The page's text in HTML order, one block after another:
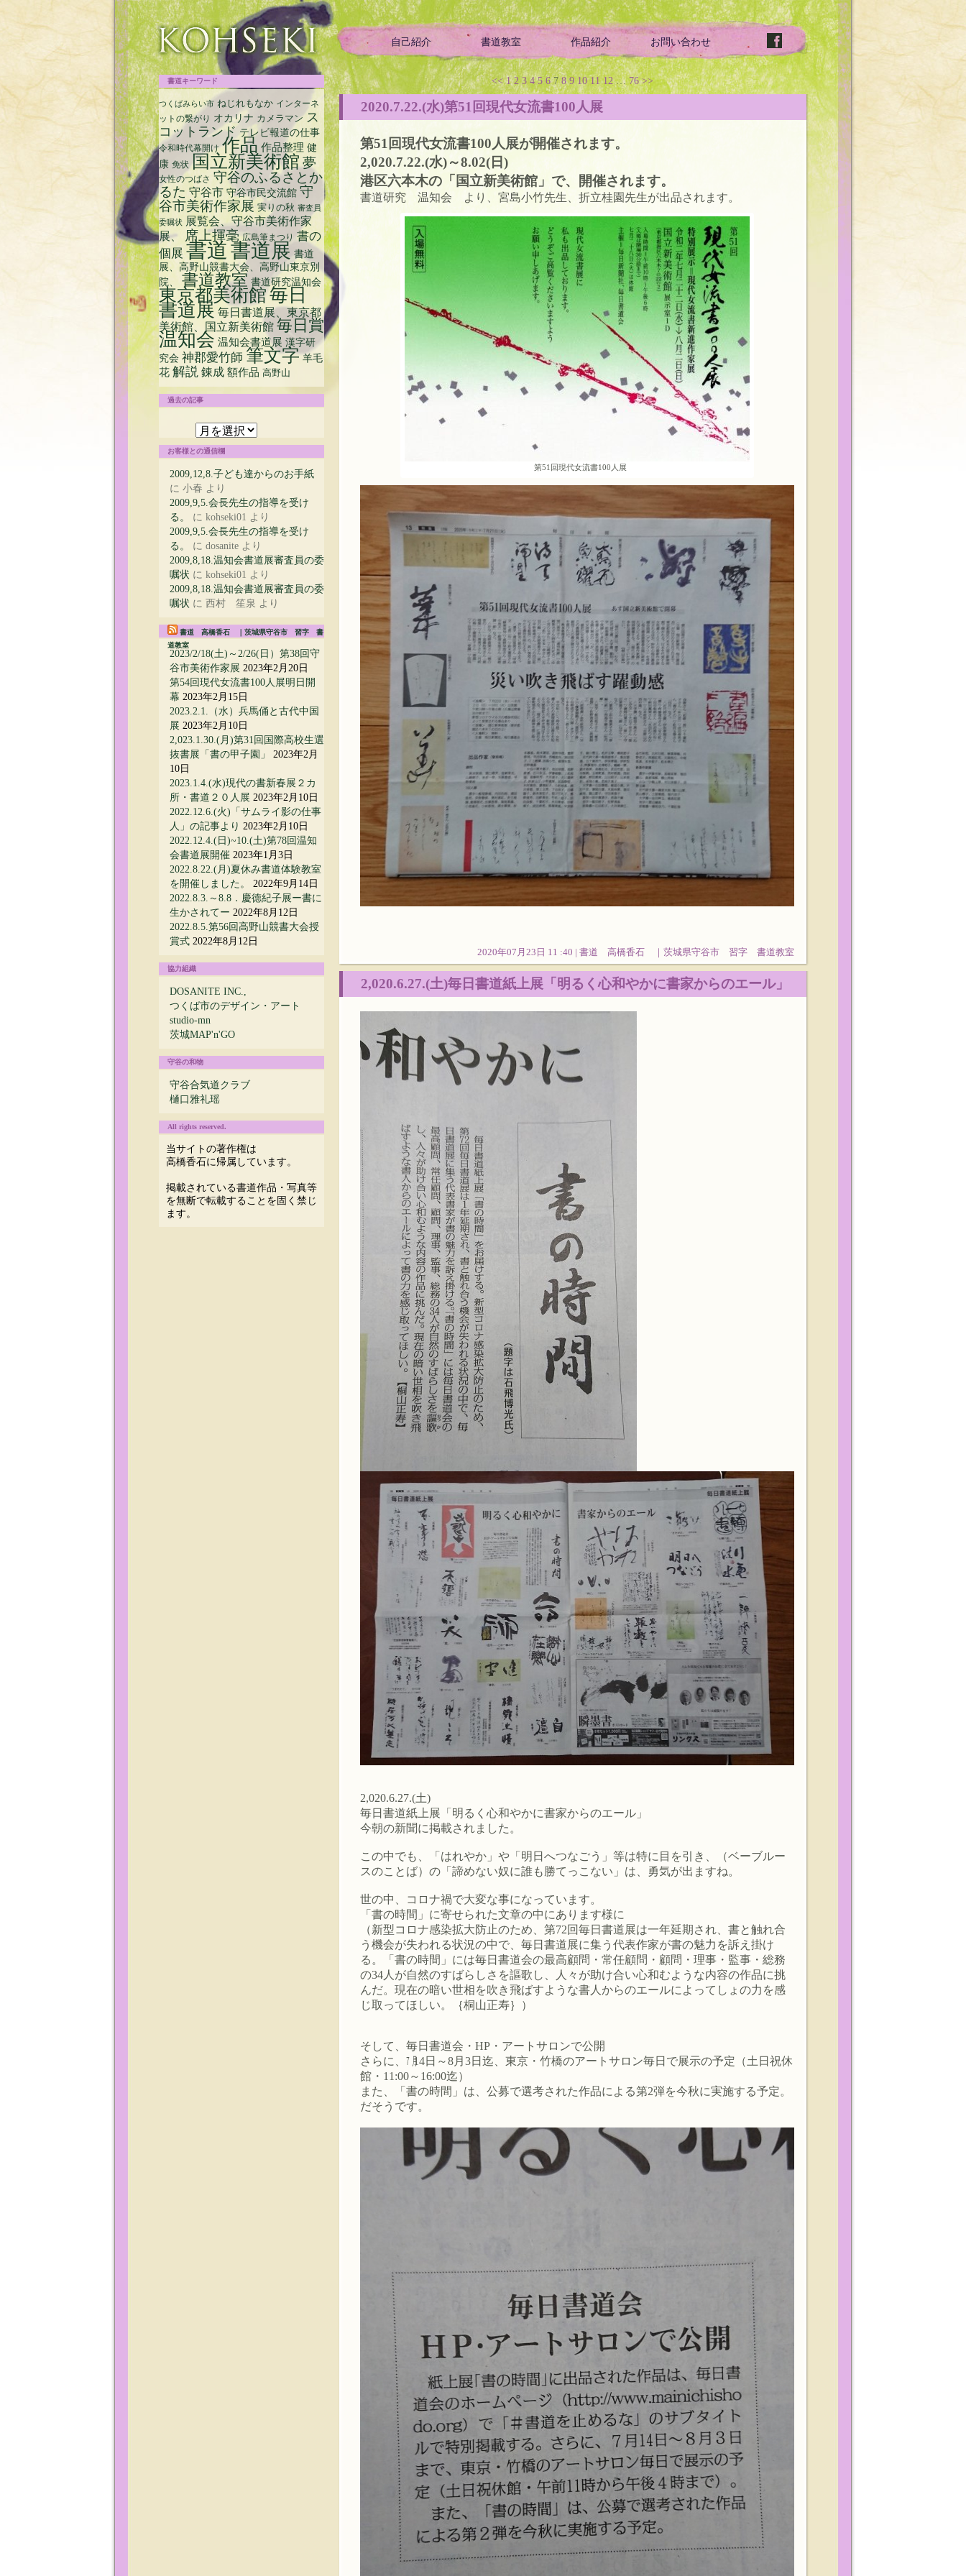
自己紹介 書道教室 作品紹介 お問い合わせ
срочный займ на карту с плохой кредитной историей << 1 2 3 4 5 6 7 8 9 10 11 12 … 76 >>
2020.7.22.(水)第51回現代女流書100人展
第51回現代女流書100人展が開催されます。
2,020.7.22.(水)～8.02(日)
港区六本木の「国立新美術館」で、開催されます。
書道研究 温知会 より、宮島小竹先生、折立桂園先生が出品されます。
第51回現代女流書100人展
2020年07月23日 11 :40 | 書道 高橋香石 ｜茨城県守谷市 習字 書道教室
2,020.6.27.(土)毎日書道紙上展「明るく心和やかに書家からのエール」
2,020.6.27.(土)
毎日書道紙上展「明るく心和やかに書家からのエール」
今朝の新聞に掲載されました。
この中でも、「はれやか」や「明日へつなごう」等は特に目を引き、（ベーブルー
スのことば）の「諦めない奴に誰も勝てっこない」は、勇気が出ますね。
世の中、コロナ禍で大変な事になっています。
「書の時間」に寄せられた文章の中にあります様に
（新型コロナ感染拡大防止のため、第72回毎日書道展は一年延期され、書と触れ合
う機会が失われる状況の中で、毎日書道展に集う代表作家が書の魅力を訴え掛け
る。「書の時間」には毎日書道会の最高顧問・常任顧問・顧問・理事・監事・総務
の34人が自然のすばらしさを謳歌し、人々が助け合い心和むような内容の作品に挑
んだ。現在の暗い世相を吹き飛ばすような書人からのエールによってしょの力を感
じ取ってほしい。｛桐山正寿｝）
そして、毎日書道会・HP・アートサロンで公開
さらに、㋆14日～8月3日迄、東京・竹橋のアートサロン毎日で展示の予定（土日祝休
館・11:00～16:00迄）
また、「書の時間」は、公募で選考された作品による第2弾を今秋に実施する予定。
だそうです。
書道キーワード
つくばみらい市 ねじれもなか インターネ
ットの繋がり オカリナ カメラマン ス
コットランド テレビ報道の仕事
令和時代幕開け 作品 作品整理 健
康 免状 国立新美術館 夢
女性のつばさ 守谷のふるさとか
るた 守谷市 守谷市民交流館 守
谷市美術作家展 実りの秋 審査員
委嘱状
展覧会、守谷市美術作家
展、
席上揮毫 広島筆まつり 書の
個展 書道書道展 書道
展、高野山競書大会、高野山東京別
院、
書道教室 書道研究温知会
東京都美術館毎日
書道展 毎日書道展、東京都
美術館、国立新美術館 毎日賞
温知会 温知会書道展 漢字研
究会 神郡愛竹師 筆文字 羊毛
花 解説 錬成 額作品 高野山
過去の記事
の
記
お客様との通信欄
2009,12,8.子ども達からのお手紙
に 小春 より
2009,9,5.会長先生の指導を受け
る。
に kohseki01 より
2009,9,5.会長先生の指導を受け
る。
に dosanite より
2009,8,18.温知会書道展審査員の委
嘱状 に kohseki01 より
2009,8,18.温知会書道展審査員の委
嘱状 に 西村 笙泉 より
書道 高橋香石 ｜茨城県守谷市 習字 書
道教室
2023/2/18(土)～2/26(日）第38回守
谷市美術作家展 2023年2月20日
第54回現代女流書100人展明日開
幕 2023年2月15日
2023.2.1.（水）兵馬俑と古代中国
展 2023年2月10日
2,023.1.30.(月)第31回国際高校生選
抜書展「書の甲子園」
2023年2月
10日
2023.1.4.(水)現代の書新春展２カ
所・書道２０人展 2023年2月10日
2022.12.6.(火)「サムライ影の仕事
人」の記事より 2023年2月10日
2022.12.4.(日)~10.(土)第78回温知
会書道展開催 2023年1月3日
2022.8.22.(月)夏休み書道体験教室
を開催しました。
2022年9月14日
2022.8.3.～8.8．慶徳紀子展ー書に
生かされてー 2022年8月12日
2022.8.5.第56回高野山競書大会授
賞式 2022年8月12日
協力組織
DOSANITE INC.,
つくば市のデザイン・アート
studio-mn
茨城MAP'n'GO
守谷の和物
守谷合気道クラブ
樋口雅礼瑶
All rights reserved.
当サイトの著作権は
高橋香石に帰属しています。
掲載されている書道作品・写真等
を無断で転載することを固く禁じ
ます。